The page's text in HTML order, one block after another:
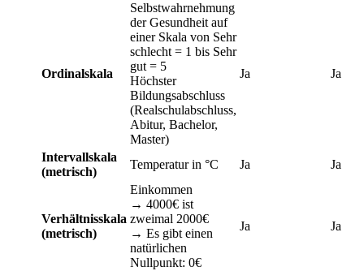
Ordinalskala
Selbstwahrnehmung
der Gesundheit auf
einer Skala von Sehr
schlecht = 1 bis Sehr
gut = 5
Höchster
Bildungsabschluss
(Realschulabschluss,
Abitur, Bachelor,
Master)
Ja Ja
Intervallskala
(metrisch)
Temperatur in °C Ja Ja
Verhältnisskala
(metrisch)
Einkommen
→ 4000€ ist
zweimal 2000€
→ Es gibt einen
natürlichen
Nullpunkt: 0€
Ja Ja